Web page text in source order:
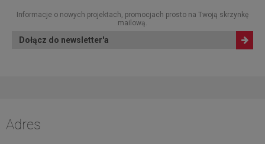
Informacje o nowych projektach, promocjach prosto na Twoją skrzynkę
mailową.
Dołącz do newsletter'a
Adres